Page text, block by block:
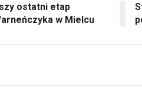
ostatni etap
w Mielcu